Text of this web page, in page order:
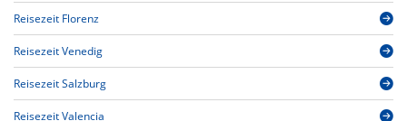
Reisezeit Florenz
Reisezeit Venedig
Reisezeit Salzburg
Reisezeit Valencia